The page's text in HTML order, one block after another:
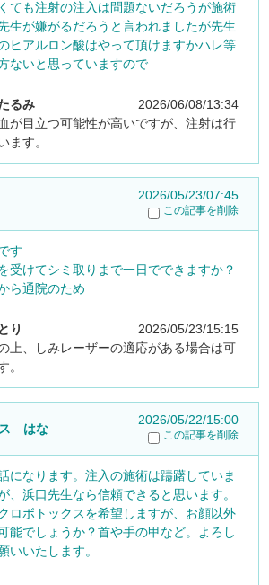
ても注射の注入は問題ないだろうが施術
生が嫌がるだろうと言われましたが先生
ヒアルロン酸はやって頂けますかハレ等
ないと思っていますので
るみ
2026/06/08/13:34
が目立つ可能性が高いですが、注射は行
ます。
2026/05/23/07:45
この記事を削除
す
受けてシミ取りまで一日でできますか？
ら通院のため
り
2026/05/23/15:15
上、しみレーザーの適応がある場合は可
。
ス はな
2026/05/22/15:00
この記事を削除
になります。注入の施術は躊躇していま
、浜口先生なら信頼できると思います。
ロボトックスを希望しますが、お顔以外
能でしょうか？首や手の甲など。よろし
いいたします。